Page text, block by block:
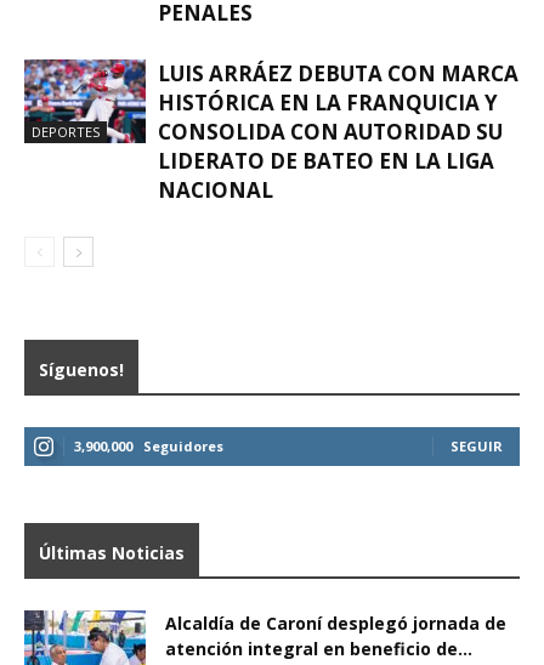
PENALES
DEPORTES
LUIS ARRÁEZ DEBUTA CON MARCA
HISTÓRICA EN LA FRANQUICIA Y
CONSOLIDA CON AUTORIDAD SU
LIDERATO DE BATEO EN LA LIGA
NACIONAL
Síguenos!
3,900,000 Seguidores SEGUIR
Últimas Noticias
Alcaldía de Caroní desplegó jornada de
atención integral en beneficio de...